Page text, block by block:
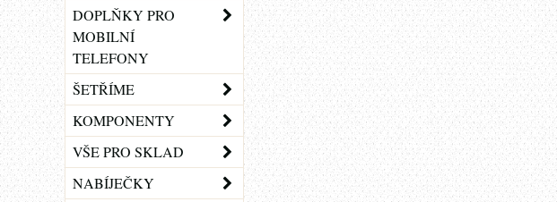
DOPLŇKY PRO
MOBILNÍ
TELEFONY
ŠETŘÍME
KOMPONENTY
VŠE PRO SKLAD
NABÍJEČKY